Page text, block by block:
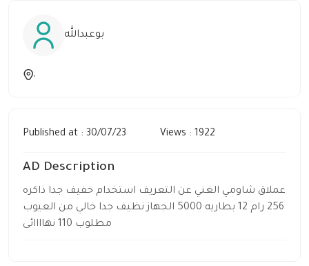
بوعبدالله
,
Published at : 30/07/23 Views : 1922
AD Description
عملاق شاومي الغني عن التعريف استخدام خفيف جدا ذاكره
256 رام 12 بطاريه 5000 الجهاز نظيف جدا خالي من العيوب
مطلوب 110 نهاااائى